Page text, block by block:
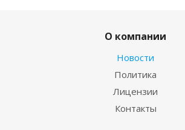
О компании
Новости
Политика
Лицензии
Контакты